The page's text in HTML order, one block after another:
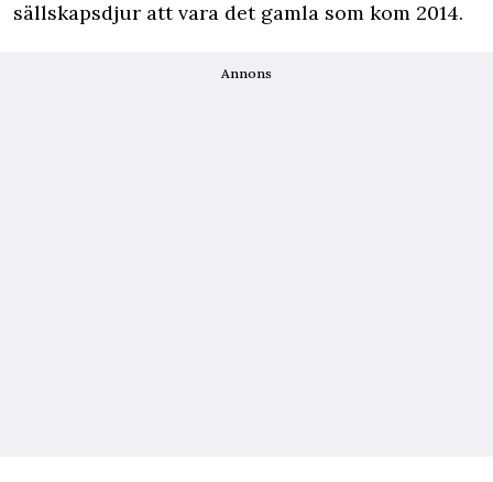
sällskapsdjur att vara det gamla som kom 2014.
Annons